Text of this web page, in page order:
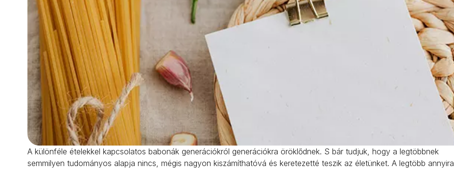
A különféle ételekkel kapcsolatos babonák generációkról generációkra öröklődnek. S bár tudjuk, hogy a legtöbbnek
semmilyen tudományos alapja nincs, mégis nagyon kiszámíthatóvá és keretezetté teszik az életünket. A legtöbb annyira